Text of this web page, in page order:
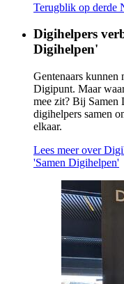
Terugblik op derde
Digihelpers
Digihelpen'
Gentenaars kunnen
Digipunt. Maar
mee zit? Bij Samen
digihelpers samen
elkaar.
Lees meerover
'Samen Digihelpen'